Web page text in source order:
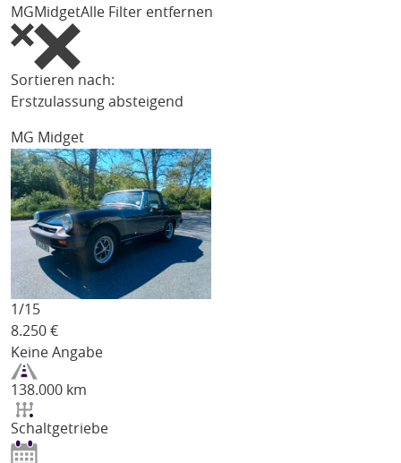
MGMidgetAlle Filter entfernen
Sortieren nach:
Erstzulassung absteigend
MG Midget
1/15
8.250 €
Keine Angabe
138.000 km
Schaltgetriebe